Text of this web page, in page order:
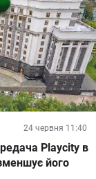
24 червня 11:40
Playcity в
його